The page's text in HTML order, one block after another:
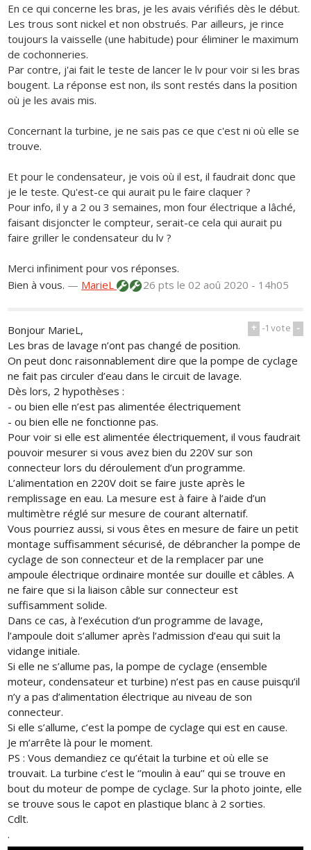
En ce qui concerne les bras, je les avais vérifiés dès le début.
Les trous sont nickel et non obstrués. Par ailleurs, je rince
toujours la vaisselle (une habitude) pour éliminer le maximum
de cochonneries.
Par contre, j'ai fait le teste de lancer le lv pour voir si les bras
bougent. La réponse est non, ils sont restés dans la position
où je les avais mis.
Concernant la turbine, je ne sais pas ce que c'est ni où elle se
trouve.
Et pour le condensateur, je vois où il est, il faudrait donc que
je le teste. Qu'est-ce qui aurait pu le faire claquer ?
Pour info, il y a 2 ou 3 semaines, mon four électrique a lâché,
faisant disjoncter le compteur, serait-ce cela qui aurait pu
faire griller le condensateur du lv ?
Merci infiniment pour vos réponses.
Bien à vous. — MarieL 26 ptsle 02 aoû 2020 - 14h05
+ -1vote -
Bonjour MarieL,
Les bras de lavage n’ont pas changé de position.
On peut donc raisonnablement dire que la pompe de cyclage
ne fait pas circuler d’eau dans le circuit de lavage.
Dès lors, 2 hypothèses :
- ou bien elle n’est pas alimentée électriquement
- ou bien elle ne fonctionne pas.
Pour voir si elle est alimentée électriquement, il vous faudrait
pouvoir mesurer si vous avez bien du 220V sur son
connecteur lors du déroulement d’un programme.
L’alimentation en 220V doit se faire juste après le
remplissage en eau. La mesure est à faire à l’aide d’un
multimètre réglé sur mesure de courant alternatif.
Vous pourriez aussi, si vous êtes en mesure de faire un petit
montage suffisamment sécurisé, de débrancher la pompe de
cyclage de son connecteur et de la remplacer par une
ampoule électrique ordinaire montée sur douille et câbles. A
ne faire que si la liaison câble sur connecteur est
suffisamment solide.
Dans ce cas, à l’exécution d’un programme de lavage,
l’ampoule doit s’allumer après l’admission d’eau qui suit la
vidange initiale.
Si elle ne s’allume pas, la pompe de cyclage (ensemble
moteur, condensateur et turbine) n’est pas en cause puisqu’il
n’y a pas d’alimentation électrique au niveau de son
connecteur.
Si elle s’allume, c’est la pompe de cyclage qui est en cause.
Je m’arrête là pour le moment.
PS : Vous demandiez ce qu’était la turbine et où elle se
trouvait. La turbine c’est le ‘’moulin à eau’’ qui se trouve en
bout du moteur de pompe de cyclage. Sur la photo jointe, elle
se trouve sous le capot en plastique blanc à 2 sorties.
Cdlt.
.